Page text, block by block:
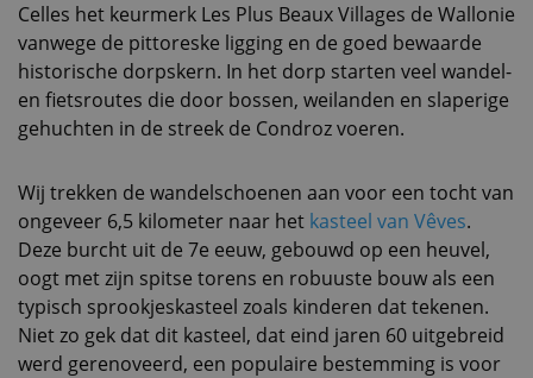
Celles het keurmerk Les Plus Beaux Villages de Wallonie
vanwege de pittoreske ligging en de goed bewaarde
historische dorpskern. In het dorp starten veel wandel-
en fietsroutes die door bossen, weilanden en slaperige
gehuchten in de streek de Condroz voeren.
Wij trekken de wandelschoenen aan voor een tocht van
ongeveer 6,5 kilometer naar het kasteel van Vêves.
Deze burcht uit de 7e eeuw, gebouwd op een heuvel,
oogt met zijn spitse torens en robuuste bouw als een
typisch sprookjeskasteel zoals kinderen dat tekenen.
Niet zo gek dat dit kasteel, dat eind jaren 60 uitgebreid
werd gerenoveerd, een populaire bestemming is voor